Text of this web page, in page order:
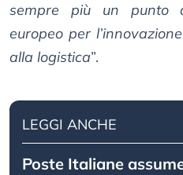
sempre più un punto
europeo per
alla logistica”.
LEGGI ANCHE
Poste Italiane